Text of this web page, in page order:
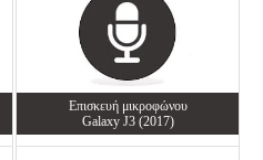
Επισκευή μικροφώνου
Galaxy J3 (2017)